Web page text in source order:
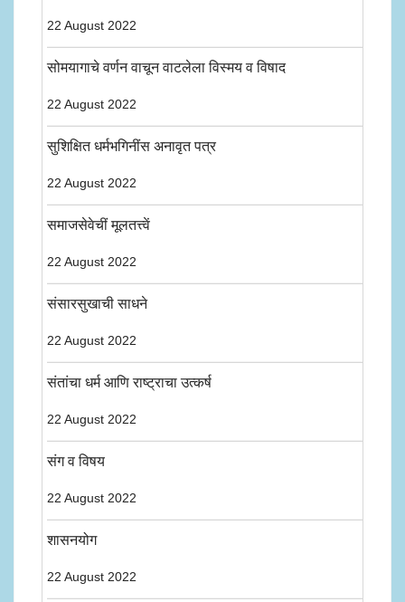
22 August 2022
सोमयागाचे वर्णन वाचून वाटलेला विस्मय व विषाद
22 August 2022
सुशिक्षित धर्मभगिनींस अनावृत पत्र
22 August 2022
समाजसेवेचीं मूलतत्त्वें
22 August 2022
संसारसुखाची साधने
22 August 2022
संतांचा धर्म आणि राष्ट्राचा उत्कर्ष
22 August 2022
संग व विषय
22 August 2022
शासनयोग
22 August 2022